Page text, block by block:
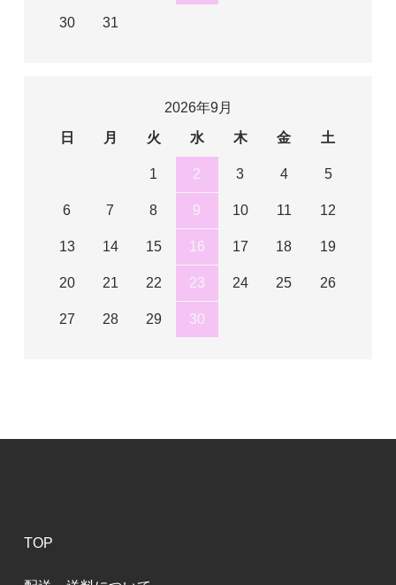
30 31
2026年9月
日
月 火 水 木 金 土
1 2 3 4 5
6 7 8 9 10 11 12
13 14 15 16 17 18 19
20 21 22 23 24 25 26
27 28 29 30
TOP